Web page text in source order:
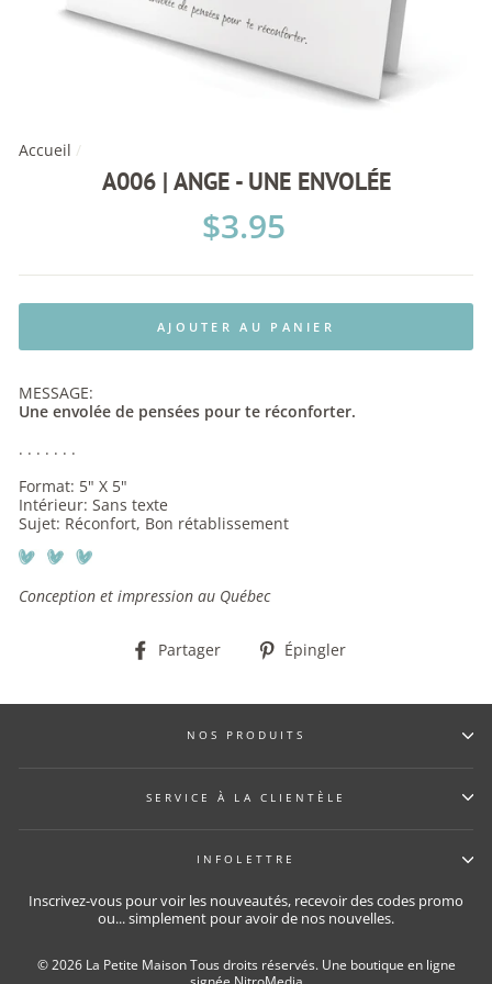
Accueil /
A006 | ANGE - UNE ENVOLÉE
Prix
régulier
$3.95
AJOUTER AU PANIER
MESSAGE:
Une envolée de pensées pour te réconforter.
. . . . . . .
Format: 5" X 5"
Intérieur: Sans texte
Sujet: Réconfort, Bon rétablissement
Conception et impression au Québec
Partager
PartagerÉpingler
NOS PRODUITS
SERVICE À LA CLIENTÈLE
INFOLETTRE
Inscrivez-vous pour voir les nouveautés, recevoir des codes promo
ou... simplement pour avoir de nos nouvelles.
© 2026 La Petite Maison Tous droits réservés. Une boutique en ligne